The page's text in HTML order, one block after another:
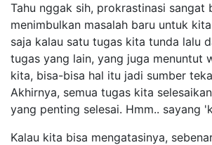
Tahu nggak sih, prokrastinasi sangat
menimbulkan masalah baru untuk
saja kalau satu tugas kita tunda lalu
tugas yang lain, yang juga menuntut
kita, bisa-bisa hal itu jadi sumber
Akhirnya, semua tugas kita
yang penting selesai. Hmm.. sayang
Kalau kita bisa mengatasinya,